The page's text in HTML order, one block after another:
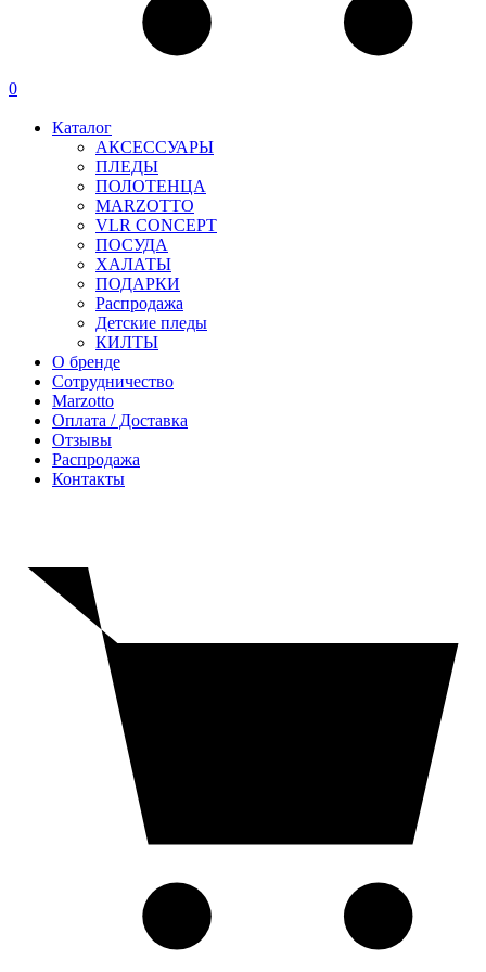
0
Каталог
АКСЕССУАРЫ
ПЛЕДЫ
ПОЛОТЕНЦА
MARZOTTO
VLR CONCEPT
ПОСУДА
ХАЛАТЫ
ПОДАРКИ
Распродажа
Детские пледы
КИЛТЫ
О бренде
Сотрудничество
Marzotto
Оплата / Доставка
Отзывы
Распродажа
Контакты